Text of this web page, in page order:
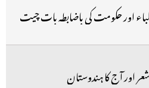
اور حکومت کی باضابطہ بات چیت
اور آج کا ہندوستان